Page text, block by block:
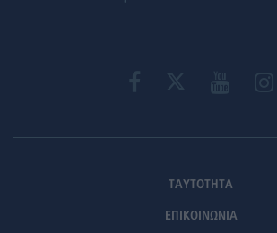
ΤΑΥΤΟΤΗΤΑ
ΕΠΙΚΟΙΝΩΝΙΑ